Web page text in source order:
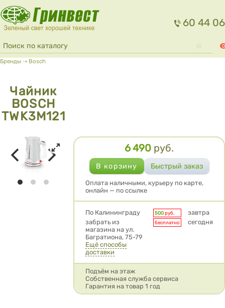
Перейти к основному содержанию
60 44 06
Форма поиска
Поиск 0
Вы здесь
Бренды ⇢ Bosch
Чайник
BOSCH
TWK3M121
Цена
6 490 руб.
Оплата наличными, курьеру по карте,
онлайн — по ссылке
Условия доставки
По Калининграду 500руб.
завтра
забрать из
магазина на ул.
Багратиона, 75-79
бесплатно сегодня
Ещё способы
доставки
Подъём на этаж
Собственная служба сервиса
Гарантия на товар 1 год